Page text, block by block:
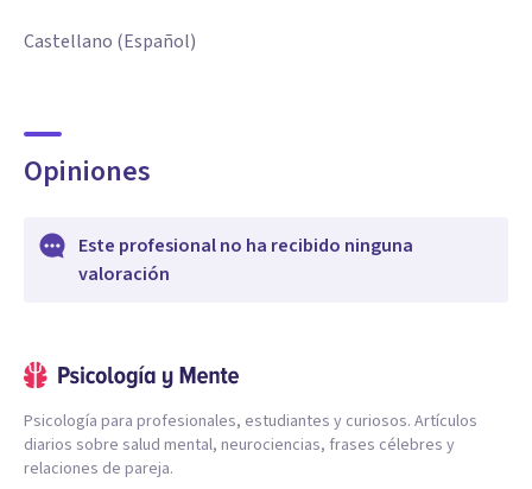
Castellano (Español)
Opiniones
Este profesional no ha recibido ninguna
valoración
Psicología para profesionales, estudiantes y curiosos. Artículos
diarios sobre salud mental, neurociencias, frases célebres y
relaciones de pareja.